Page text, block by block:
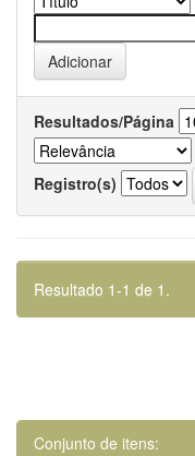
Resultados/Página
Registro(s)
Resultado 1-1 de 1.
Conjunto de itens: